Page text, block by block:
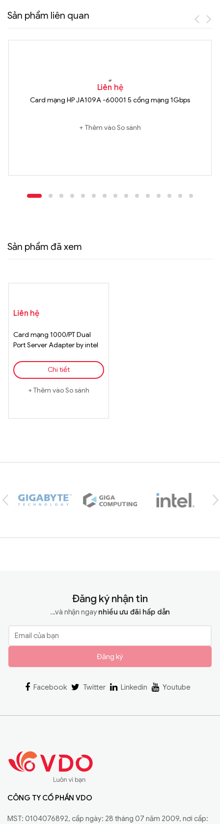
Sản phẩm liên quan
Liên hệ
Card mạng HP JA109A -60001 5 cổng mạng 1Gbps
Thêm vào So sánh
Sản phẩm đã xem
Liên hệ
Card mạng 1000/PT Dual
Port Server Adapter by intel
Chi tiết
Thêm vào So sánh
Đăng ký nhận tin
...và nhận ngaynhiều ưu đãi hấp dẫn
Đăng ký
Facebook Twitter Linkedin Youtube
CÔNG TY CỔ PHẦN VDO
MST: 0104076892, cấp ngày: 28 tháng 07 năm 2009, nơi cấp: